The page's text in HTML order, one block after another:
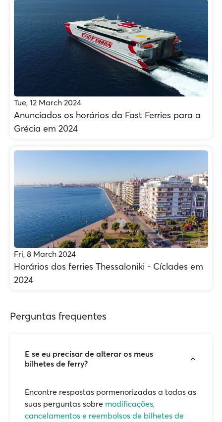
Tue, 12 March 2024
Anunciados os horários da Fast Ferries para a
Grécia em 2024
Fri, 8 March 2024
Horários dos ferries Thessaloniki - Cíclades em
2024
Perguntas frequentes
E se eu precisar de alterar os meus
bilhetes de ferry?
Encontre respostas pormenorizadas a todas as
suas perguntas sobre modificações,
cancelamentos e reembolsos de bilhetes de